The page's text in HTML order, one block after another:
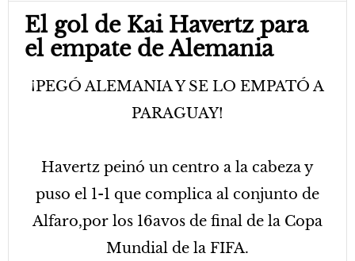
El gol de Kai Havertz para
el empate de Alemania
¡PEGÓ ALEMANIA Y SE LO EMPATÓ A
PARAGUAY!
Havertz peinó un centro a la cabeza y
puso el 1-1 que complica al conjunto de
Alfaro,por los 16avos de final de la Copa
Mundial de la FIFA.